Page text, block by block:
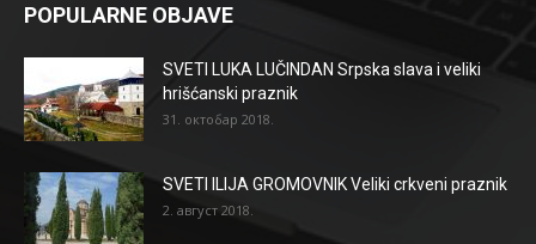
POPULARNE OBJAVE
SVETI LUKA LUČINDAN Srpska slava i veliki
hrišćanski praznik
31. октобар 2018.
SVETI ILIJA GROMOVNIK Veliki crkveni praznik
2. август 2018.